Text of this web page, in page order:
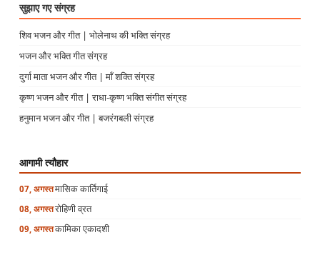
सुझाए गए संग्रह
शिव भजन और गीत | भोलेनाथ की भक्ति संग्रह
भजन और भक्ति गीत संग्रह
दुर्गा माता भजन और गीत | माँ शक्ति संग्रह
कृष्ण भजन और गीत | राधा-कृष्ण भक्ति संगीत संग्रह
हनुमान भजन और गीत | बजरंगबली संग्रह
आगामी त्यौहार
07, अगस्तमासिक कार्तिगाई
08, अगस्तरोहिणी व्रत
09, अगस्तकामिका एकादशी